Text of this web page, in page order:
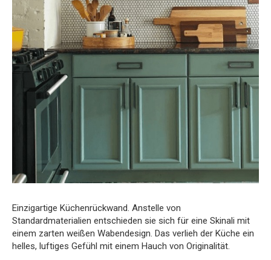
Einzigartige Küchenrückwand. Anstelle von
Standardmaterialien entschieden sie sich für eine Skinali mit
einem zarten weißen Wabendesign. Das verlieh der Küche ein
helles, luftiges Gefühl mit einem Hauch von Originalität.